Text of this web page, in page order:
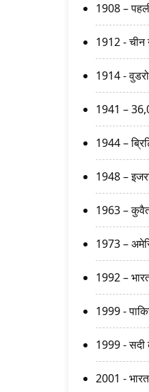
1908 –
1912 - चीन
1914 -
1941 –
1944 –
1948 –
1963 –
1973 –
1992 –
1999 -
1999 - सदी
2001 -